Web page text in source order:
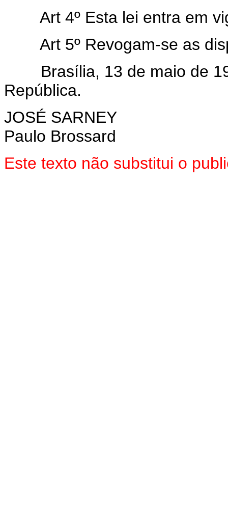
Art 4º Esta lei entra em
Art 5º Revogam-se as
Brasília, 13 de maio de
República.
JOSÉ SARNEY
Paulo Brossard
Este texto não substitui o